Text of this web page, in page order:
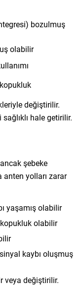
bozulmuş
olabilir
değiştirilir.
hale getirilir.
şebeke
yolları zarar
yaşamış olabilir
kopukluk olabilir
kaybı oluşmuş
veya değiştirilir.